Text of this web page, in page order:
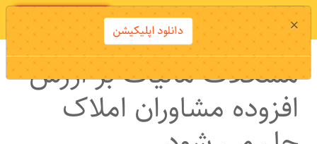
دانلود اپلیکیشن
مشکلات مالیات بر ارزش
افزوده مشاوران املاک
× دانلود اپلیکیشن